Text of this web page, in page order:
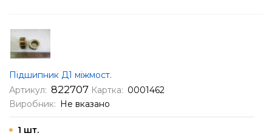
Підшипник Д1 міжмост.
Артикул: 822707 Картка: 0001462
Виробник: Не вказано
1 шт.